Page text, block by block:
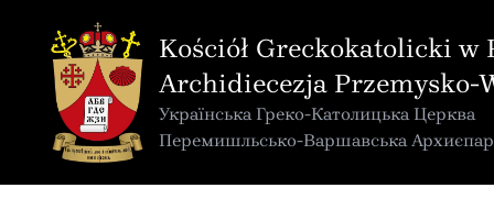
Kościół Greckokatolicki w
Archidiecezja Przemysko-
Українська Греко-Католицька Церква
Перемишльсько-Варшавська
KURIA METROPOLITALNA
KAPITUŁA
KOMISJE I WYDZIAŁY
RADY
ZAKONY I ZGROMADZENIA